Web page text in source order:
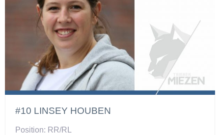
#10 LINSEY HOUBEN
Position: RR/RL